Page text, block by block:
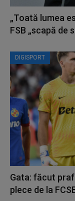
„Toată lumea
FSB „scapă de
DIGISPORT
Gata: făcut praf
plece de la